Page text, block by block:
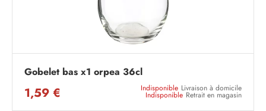
Gobelet bas x1 orpea 36cl
1,59 € Indisponible Livraison à domicile
Indisponible Retrait en magasin